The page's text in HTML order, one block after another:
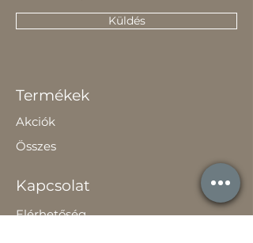
Küldés
Termékek
Akciók
Összes
Kapcsolat
Elérhetőség